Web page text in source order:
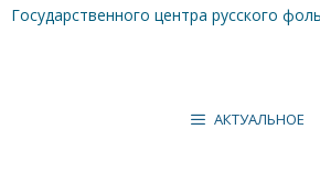
Государственного центра русского
АКТУАЛЬНОЕ